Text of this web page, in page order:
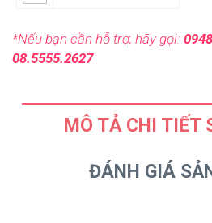
*Nếu bạn cần hỗ trợ, hãy gọi:
08.5555.2627
MÔ TẢ CHI TIẾT
ĐÁNH GIÁ